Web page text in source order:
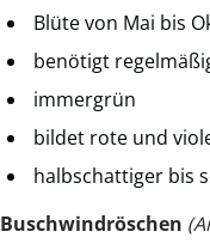
Blüte von Mai bis
benötigt
immergrün
bildet rote und
halbschattiger bis
Buschwindröschen